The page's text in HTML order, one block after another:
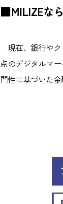
■MILIZEな
現在、銀行やク
点のデジタルマ
門性に基づいた